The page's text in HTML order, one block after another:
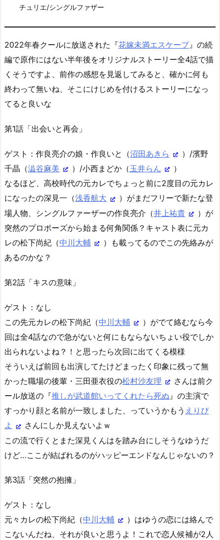
チュリエ/シングルファザー
2022年春クールに放送された『花嫁未満エスケープ』の続
編で原作にはない半年後をオリジナルストーリー全4話で描
くそうですよ、前作の感想を見返してみると、確かに何も
終わって無いね、そこにけじめを付けるストーリーになっ
てると良いな
第1話「出会いと再会」
ゲスト：作良亮介の娘・作良いと（沼田あきら
）/濱野
千晶（澁谷麻美 ）/小西まどか（玉井らん
）
なるほど、高校時代の元カレでちょっと前に2度目の元カレ
になったの深見一（浅香航大
）がまだフリーで新たな登
場人物、シングルファーザーの作良亮介（井上祐貴
）が
突然のプロポーズから始まる何角関係？キャスト表に元カ
レの松下尚紀（中川大輔
）も載ってるのでこの先絡みが
あるのかな？
第2話「キスの意味」
ゲスト：なし
この先元カレの松下尚紀（中川大輔
）がでて絡むなら今
回は全4話なので急がないと何にもならないちょい役でしか
出られないよね？！と思ったら次回に出てくる模様
そういえば前回も出演してたけどまったく印象に残って無
かった職場の後輩・三田亜衣役の松村沙友理
さんは前ク
ール放送の『推しが武道館いってくれたら死ぬ』の主演で
すっかり顔と名前が一致しました、っていうかもう えりぴ
よ
さんにしか見えないよｗ
この流で行くとまた深見くんはを踏み台にしそうなゆうだ
けど…ここが結ばれるのがハッピーエンドなんじゃないの？
第3話「突然の抱擁」
ゲスト：なし
元々カレの松下尚紀（中川大輔
）はゆうの恋には絡んで
こないんだね、それが良いと思うよ！これで恋人候補が2人